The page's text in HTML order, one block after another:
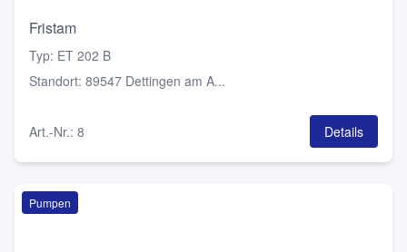
Fristam
Typ: ET 202 B
Standort: 89547 Dettingen am A...
Art.-Nr.: 8 Details
Pumpen